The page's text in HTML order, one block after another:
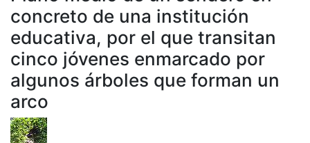
concreto de una institución
educativa, por el que transitan
cinco jóvenes enmarcado por
algunos árboles que forman un
arco